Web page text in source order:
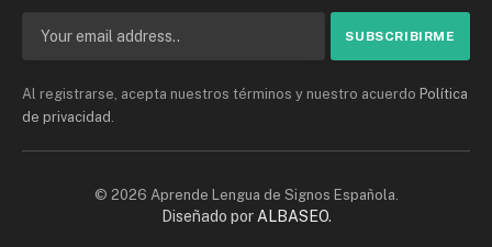
Al registrarse, acepta nuestros términos y nuestro acuerdo Política
de privacidad .
© 2026 Aprende Lengua de Signos Española.
Diseñado por ALBASEO.